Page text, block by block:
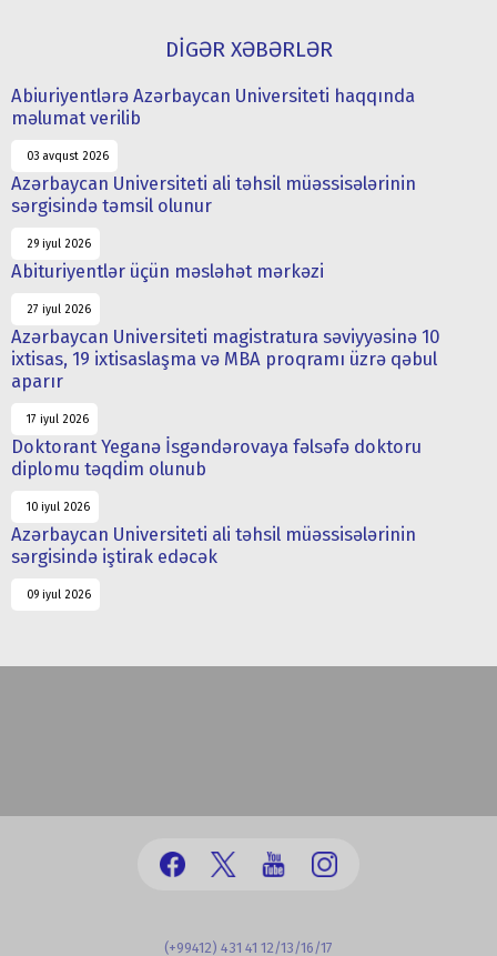
DİGƏR XƏBƏRLƏR
Abiuriyentlərə Azərbaycan Universiteti haqqında
məlumat verilib
03 avqust 2026
Azərbaycan Universiteti ali təhsil müəssisələrinin
sərgisində təmsil olunur
29 iyul 2026
Abituriyentlər üçün məsləhət mərkəzi
27 iyul 2026
Azərbaycan Universiteti magistratura səviyyəsinə 10
ixtisas, 19 ixtisaslaşma və MBA proqramı üzrə qəbul
aparır
17 iyul 2026
Doktorant Yeganə İsgəndərovaya fəlsəfə doktoru
diplomu təqdim olunub
10 iyul 2026
Azərbaycan Universiteti ali təhsil müəssisələrinin
sərgisində iştirak edəcək
09 iyul 2026
(+99412) 431 41 12/13/16/17